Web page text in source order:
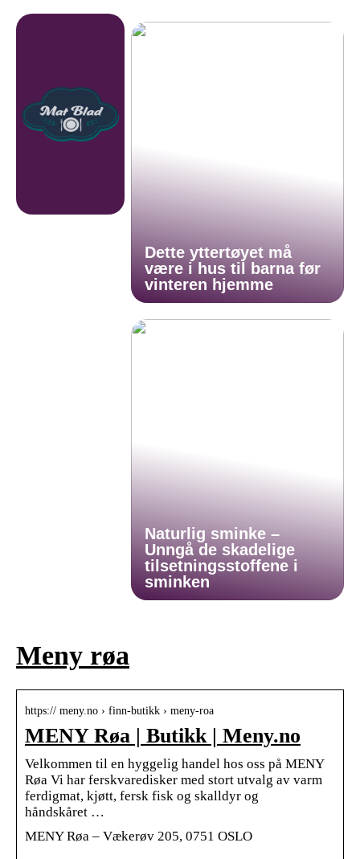
Dette yttertøyet må
være i hus til barna før
vinteren hjemme
Naturlig sminke –
Unngå de skadelige
tilsetningsstoffene i
sminken
Meny røa
https:// meny.no › finn-butikk › meny-roa
MENY Røa | Butikk | Meny.no
Velkommen til en hyggelig handel hos oss på MENY
Røa Vi har ferskvaredisker med stort utvalg av varm
ferdigmat, kjøtt, fersk fisk og skalldyr og
håndskåret …
MENY Røa – Vækerøv 205, 0751 OSLO